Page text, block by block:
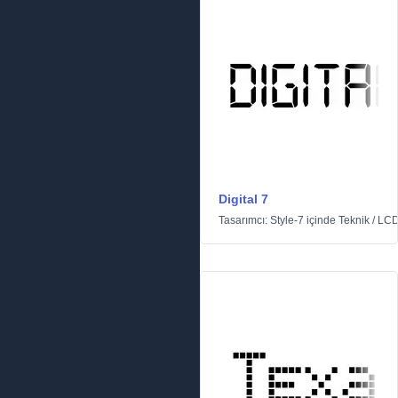
Digital 7
Tasarımcı: Style-7 içinde Teknik /